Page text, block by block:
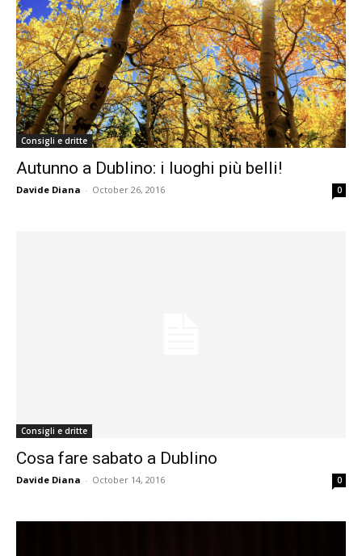
Consigli e dritte
Autunno a Dublino: i luoghi più belli!
Davide Diana - October 26, 2016 0
Consigli e dritte
Cosa fare sabato a Dublino
Davide Diana - October 14, 2016 0